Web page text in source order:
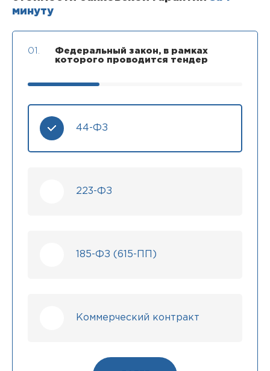
минуту
01.
Федеральный закон, в рамках
которого проводится тендер
44-ФЗ
223-ФЗ
185-ФЗ (615-ПП)
Коммерческий контракт